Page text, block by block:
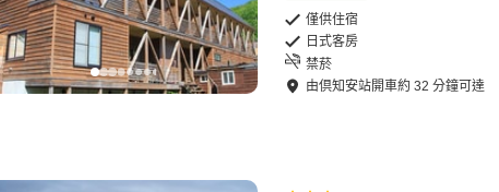
僅供住宿
日式客房
禁菸
由倶知安站開車約32 分鐘可達